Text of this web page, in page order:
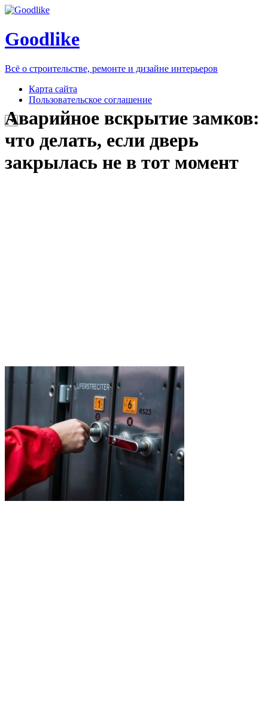
Goodlike
Всё о строительстве, ремонте и дизайне интерьеров
Карта сайта
Пользовательское соглашение
Аварийное вскрытие замков:
что делать, если дверь
закрылась не в тот момент